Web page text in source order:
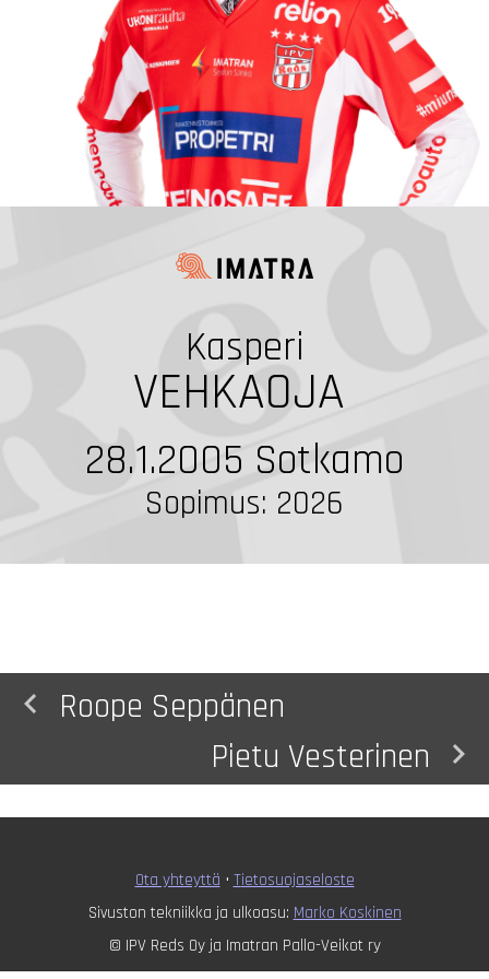
Kasperi
VEHKAOJA
28.1.2005 Sotkamo
Sopimus: 2026
navigate_before
Roope Seppänen
Pietu Vesterinen
navigate_next
Ota yhteyttä • Tietosuojaseloste
Sivuston tekniikka ja ulkoasu: Marko Koskinen
© IPV Reds Oy ja Imatran Pallo-Veikot ry